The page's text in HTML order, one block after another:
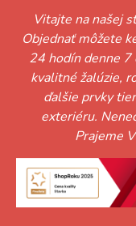
Vitajte na našej
Objednať môžete
24 hodín denne 7
kvalitné žalúzie,
ďalšie prvky
exteriéru.
Prajeme